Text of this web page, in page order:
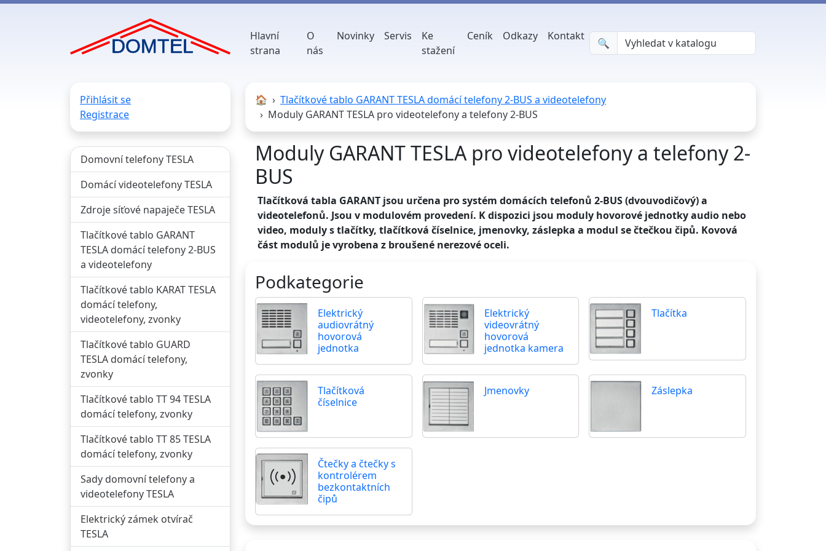
Hlavní
strana
O
nás
Novinky Servis
Ke
stažení
Ceník Odkazy Kontakt
🔍︎
Přihlásit se
Registrace
Domovní telefony TESLA
Domácí videotelefony TESLA
Zdroje síťové napaječe TESLA
Tlačítkové tablo GARANT
TESLA domácí telefony 2-BUS
a videotelefony
Tlačítkové tablo KARAT TESLA
domácí telefony,
videotelefony, zvonky
Tlačítkové tablo GUARD
TESLA domácí telefony,
zvonky
Tlačítkové tablo TT 94 TESLA
domácí telefony, zvonky
Tlačítkové tablo TT 85 TESLA
domácí telefony, zvonky
Sady domovní telefony a
videotelefony TESLA
Elektrický zámek otvírač
TESLA
🏠︎
Tlačítkové tablo GARANT TESLA domácí telefony 2-BUS a videotelefony
Moduly GARANT TESLA pro videotelefony a telefony 2-BUS
Moduly GARANT TESLA pro videotelefony a telefony 2-
BUS
Tlačítková tabla GARANT jsou určena pro systém domácích telefonů 2-BUS (dvouvodičový) a
videotelefonů. Jsou v modulovém provedení. K dispozici jsou moduly hovorové jednotky audio nebo
video, moduly s tlačítky, tlačítková číselnice, jmenovky, záslepka a modul se čtečkou čipů. Kovová
část modulů je vyrobena z broušené nerezové oceli.
Podkategorie
Elektrický
audiovrátný
hovorová
jednotka
Elektrický
videovrátný
hovorová
jednotka kamera
Tlačítka
Tlačítková
číselnice
Jmenovky Záslepka
Čtečky a čtečky s
kontrolérem
bezkontaktních
čipů